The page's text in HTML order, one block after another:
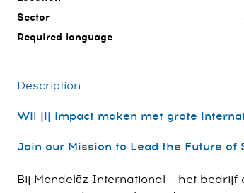
Sector
Required language
Description
Wil jij impact maken met grote
Join our Mission to Lead the Future of
Bij Mondelēz International – het